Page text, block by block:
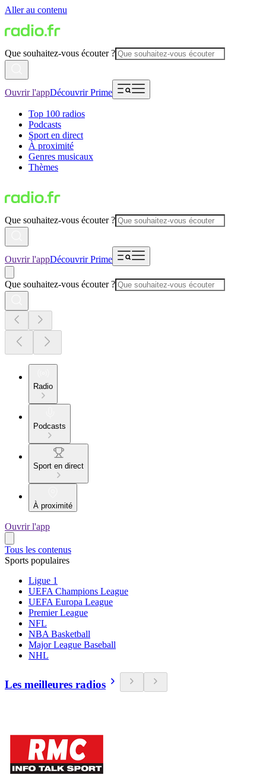
Aller au contenu
Que souhaitez-vous écouter ?
Ouvrir l'appDécouvrir Prime
Top 100 radios
Podcasts
Sport en direct
À proximité
Genres musicaux
Thèmes
Que souhaitez-vous écouter ?
Ouvrir l'appDécouvrir Prime
Que souhaitez-vous écouter ?
Radio
Podcasts
Sport en direct
À proximité
Ouvrir l'app
Tous les contenus
Sports populaires
Ligue 1
UEFA Champions League
UEFA Europa League
Premier League
NFL
NBA Basketball
Major League Baseball
NHL
Les meilleures radios